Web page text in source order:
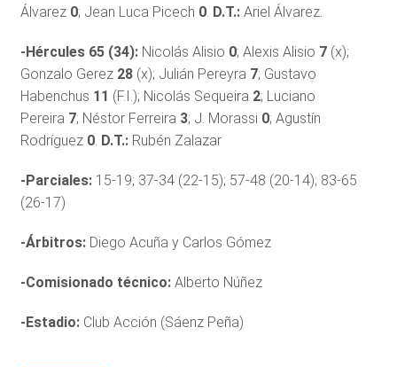
Álvarez 0; Jean Luca Picech 0. D.T.:Ariel Álvarez.
-Hércules 65 (34):Nicolás Alisio 0; Alexis Alisio 7(x);
Gonzalo Gerez 28(x); Julián Pereyra 7; Gustavo
Habenchus 11 (F.I.); Nicolás Sequeira 2; Luciano
Pereira 7; Néstor Ferreira 3; J. Morassi 0; Agustín
Rodríguez 0. D.T.:Rubén Zalazar
-Parciales:15-19; 37-34 (22-15); 57-48 (20-14); 83-65
(26-17)
-Árbitros:Diego Acuña y Carlos Gómez
-Comisionado técnico:Alberto Núñez
-Estadio:Club Acción (Sáenz Peña)